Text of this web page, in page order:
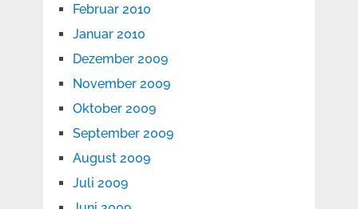
Februar 2010
Januar 2010
Dezember 2009
November 2009
Oktober 2009
September 2009
August 2009
Juli 2009